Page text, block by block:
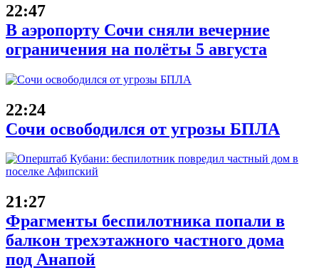
22:47
В аэропорту Сочи сняли вечерние
ограничения на полёты 5 августа
22:24
Сочи освободился от угрозы БПЛА
21:27
Фрагменты беспилотника попали в
балкон трехэтажного частного дома
под Анапой